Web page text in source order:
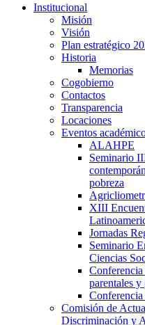
Institucional
Misión
Visión
Plan estratégico
Historia
Memorias
Cogobierno
Contactos
Transparencia
Locaciones
Eventos
ALAHPE
Seminario
pobreza
XIII
Jornadas
Seminario
Ciencias
parentales
Comisión de
Discriminación y